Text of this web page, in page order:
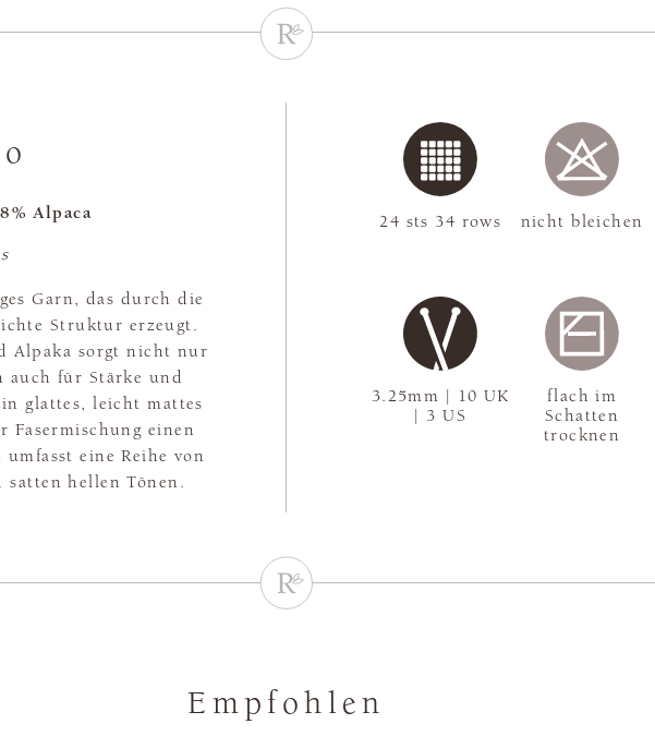
8% Alpaca
Garn, das durch die
Struktur erzeugt.
Alpaka sorgt nicht nur
auch für Stärke und
glattes, leicht mattes
einen
eine Reihe von
satten hellen Tönen.
3.25mm | 10 UK
| 3 US
24 sts 34 rows nicht bleichen
flach im
Schatten
trocknen
Empfohlen